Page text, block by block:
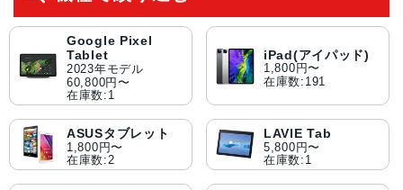
Google Pixel
Tablet
2023年モデル
60,800円〜
在庫数:1
iPad(アイパッド)
1,800円〜
在庫数:191
ASUSタブレット
1,800円〜
在庫数:2
LAVIE Tab
5,800円〜
在庫数:1